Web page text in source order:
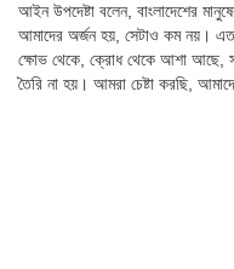
আইন উপদেষ্টা বলেন, বাংলাদেশের
আমাদের অর্জন হয়, সেটাও কম নয়।
ক্ষোভ থেকে, ক্রোধ থেকে আশা আছে,
তৈরি না হয়। আমরা চেষ্টা করছি,